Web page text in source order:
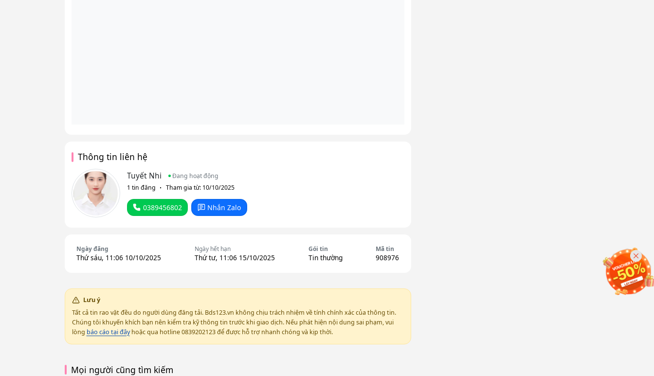
Thông tin liên hệ
Tuyết Nhi
Đang hoạt động
1 tin đăng
Tham gia từ: 10/10/2025
0389456802 Nhắn Zalo
Ngày đăng
Thứ sáu, 11:06 10/10/2025
Ngày hết hạn
Thứ tư, 11:06 15/10/2025
Gói tin
Tin thường
Mã tin
908976
Lưu ý
Tất cả tin rao vặt đều do người dùng đăng tải. Bds123.vn không chịu trách nhiệm về tính chính xác của thông tin.
Chúng tôi khuyến khích bạn nên kiểm tra kỹ thông tin trước khi giao dịch. Nếu phát hiện nội dung sai phạm, vui
lòng báo cáo tại đâyhoặc qua hotline 0839202123 để được hỗ trợ nhanh chóng và kịp thời.
Mọi người cũng tìm kiếm